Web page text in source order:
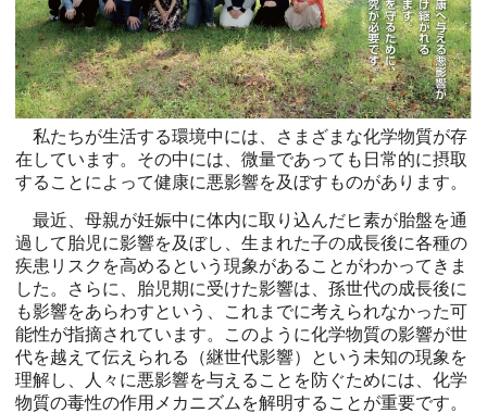
私たちが生活する環境中には、さまざまな化学物質が存
在しています。その中には、微量であっても日常的に摂取
することによって健康に悪影響を及ぼすものがあります。
最近、母親が妊娠中に体内に取り込んだヒ素が胎盤を通
過して胎児に影響を及ぼし、生まれた子の成長後に各種の
疾患リスクを高めるという現象があることがわかってきま
した。さらに、胎児期に受けた影響は、孫世代の成長後に
も影響をあらわすという、これまでに考えられなかった可
能性が指摘されています。このように化学物質の影響が世
代を越えて伝えられる（継世代影響）という未知の現象を
理解し、人々に悪影響を与えることを防ぐためには、化学
物質の毒性の作用メカニズムを解明することが重要です。